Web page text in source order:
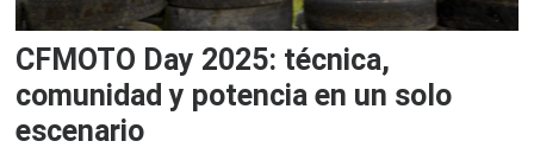
CFMOTO Day 2025: técnica,
comunidad y potencia en un solo
escenario